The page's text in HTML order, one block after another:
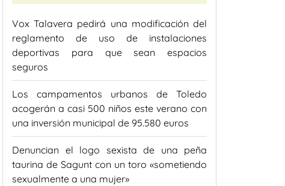
Vox Talavera pedirá una modificación del
reglamento de uso de instalaciones
deportivas para que sean espacios
seguros
Los campamentos urbanos de Toledo
acogerán a casi 500 niños este verano con
una inversión municipal de 95.580 euros
Denuncian el logo sexista de una peña
taurina de Sagunt con un toro «sometiendo
sexualmente a una mujer»